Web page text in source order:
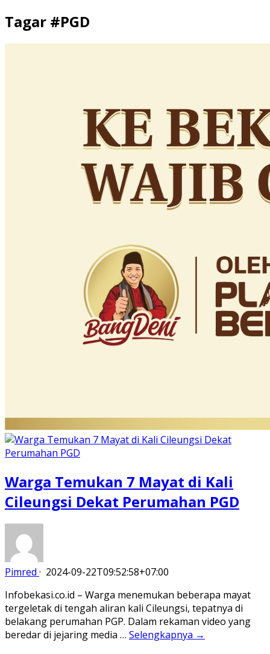
Tagar #PGD
Warga Temukan 7 Mayat di Kali
Cileungsi Dekat Perumahan PGD
Pimred · 2024-09-22T09:52:58+07:00
Infobekasi.co.id – Warga menemukan beberapa mayat
tergeletak di tengah aliran kali Cileungsi, tepatnya di
belakang perumahan PGP. Dalam rekaman video yang
beredar di jejaring media … Selengkapnya →